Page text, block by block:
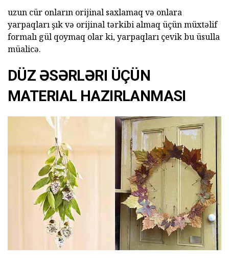
uzun cür onların orijinal saxlamaq və onlara
yarpaqları şık və orijinal tərkibi almaq üçün müxtəlif
formalı gül qoymaq olar ki, yarpaqları çevik bu üsulla
müalicə.
DÜZ ƏSƏRLƏRI ÜÇÜN
MATERIAL HAZIRLANMASI